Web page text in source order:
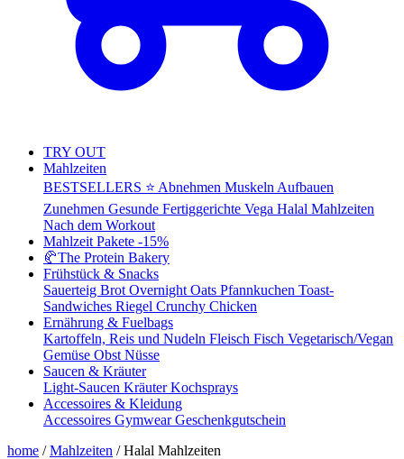
TRY OUT
Mahlzeiten
BESTSELLERS ⭐ Abnehmen Muskeln Aufbauen
Zunehmen Gesunde Fertiggerichte Vega Halal Mahlzeiten
Nach dem Workout
Mahlzeit Pakete -15%
🥐The Protein Bakery
Frühstück & Snacks
Sauerteig Brot Overnight Oats Pfannkuchen Toast-
Sandwiches Riegel Crunchy Chicken
Ernährung & Fuelbags
Kartoffeln, Reis und Nudeln Fleisch Fisch Vegetarisch/Vegan
Gemüse Obst Nüsse
Saucen & Kräuter
Light-Saucen KräuterKochsprays
Accessoires & Kleidung
Accessoires GymwearGeschenkgutschein
home / Mahlzeiten / Halal Mahlzeiten